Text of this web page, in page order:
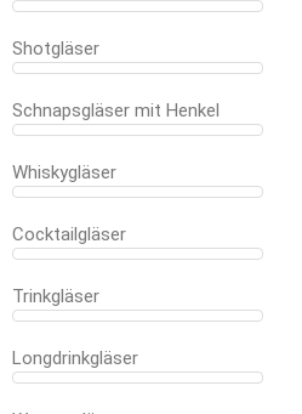
Shotgläser
Schnapsgläser mit Henkel
Whiskygläser
Cocktailgläser
Trinkgläser
Longdrinkgläser